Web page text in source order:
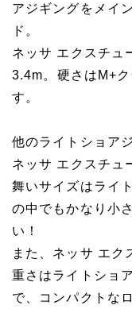
アジギングをメイ
ド。
ネッサ エクスチュ
3.4m。硬さはM+
す。
他のライトショア
ネッサ エクスチュ
舞いサイズはライ
の中でもかなり小
い！
また、ネッサ エク
重さはライトショ
で、コンパクトな